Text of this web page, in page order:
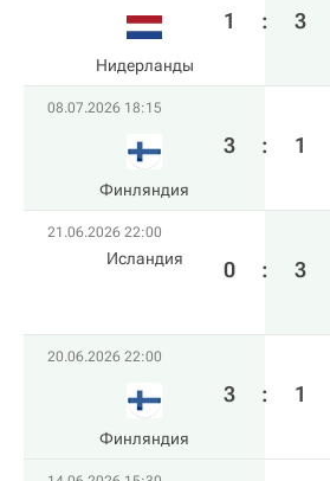
Нидерланды
1 : 3
08.07.2026 18:15
Финляндия
3 : 1
21.06.2026 22:00
Исландия 0 : 3
20.06.2026 22:00
Финляндия
3 : 1